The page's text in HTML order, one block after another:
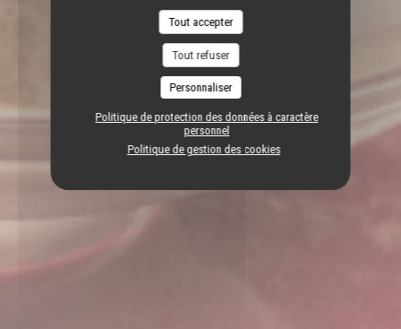
Tout accepter
Tout refuser
Personnaliser
Politique de protection des données à caractère
personnel
Politique de gestion des cookies